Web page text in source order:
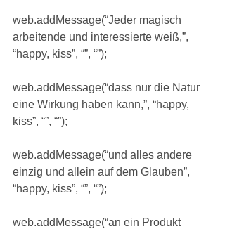
web.addMessage(“Jeder magisch
arbeitende und interessierte weiß,”,
“happy, kiss”, “”, “”);
web.addMessage(“dass nur die Natur
eine Wirkung haben kann,”, “happy,
kiss”, “”, “”);
web.addMessage(“und alles andere
einzig und allein auf dem Glauben”,
“happy, kiss”, “”, “”);
web.addMessage(“an ein Produkt